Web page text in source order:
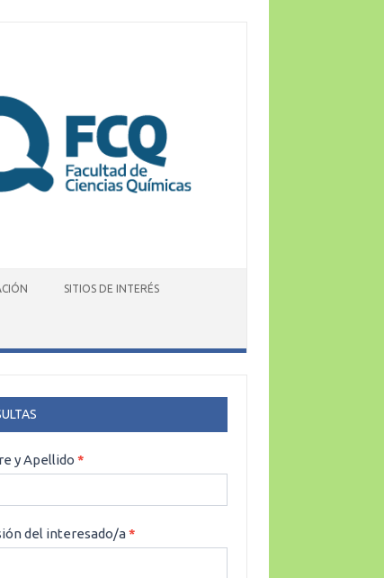
SITIOS DE INTERÉS
y Apellido*
del interesado/a*